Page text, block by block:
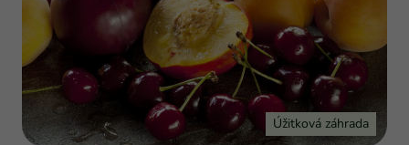
Úžitková záhrada